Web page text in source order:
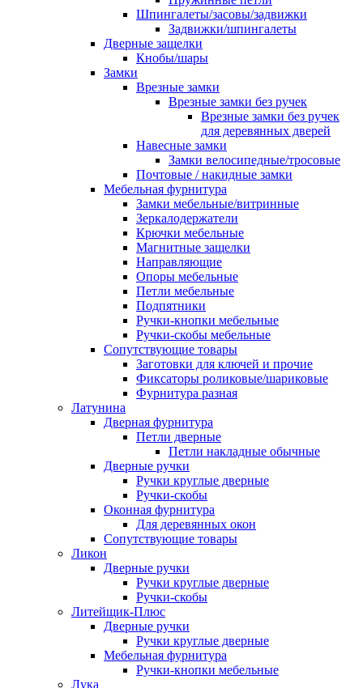
Шпингалеты/засовы/задвижки
Задвижки/шпингалеты
Дверные защелки
Кнобы/шары
Замки
Врезные замки
Врезные замки без ручек
Врезные замки без ручек
для деревянных дверей
Навесные замки
Замки велосипедные/тросовые
Почтовые / накидные замки
Мебельная фурнитура
Замки мебельные/витринные
Зеркалодержатели
Крючки мебельные
Магнитные защелки
Направляющие
Опоры мебельные
Петли мебельные
Подпятники
Ручки-кнопки мебельные
Ручки-скобы мебельные
Сопутствующие товары
Заготовки для ключей и прочие
Фиксаторы роликовые/шариковые
Фурнитура разная
Латунина
Дверная фурнитура
Петли дверные
Петли накладные обычные
Дверные ручки
Ручки круглые дверные
Ручки-скобы
Оконная фурнитура
Для деревянных окон
Сопутствующие товары
Ликон
Дверные ручки
Ручки круглые дверные
Ручки-скобы
Литейщик-Плюс
Дверные ручки
Ручки круглые дверные
Мебельная фурнитура
Ручки-кнопки мебельные
Лука